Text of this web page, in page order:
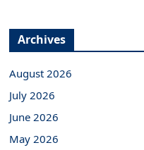
Archives
August 2026
July 2026
June 2026
May 2026